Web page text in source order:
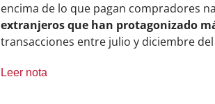
encima de lo que pagan compradores
extranjeros que han protagonizado
transacciones entre julio y diciembre del
Leer nota